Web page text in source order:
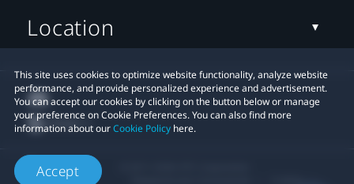
This site uses cookies to optimize website functionality, analyze website
performance, and provide personalized experience and advertisement.
You can accept our cookies by clicking on the button below or manage
your preference on Cookie Preferences. You can also find more
information about ourCookie Policy here.
Accept
Location